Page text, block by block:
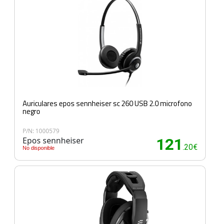
Auriculares epos sennheiser sc 260 USB 2.0 microfono
negro
P/N: 1000579
Epos sennheiser
No disponible 121 .20€